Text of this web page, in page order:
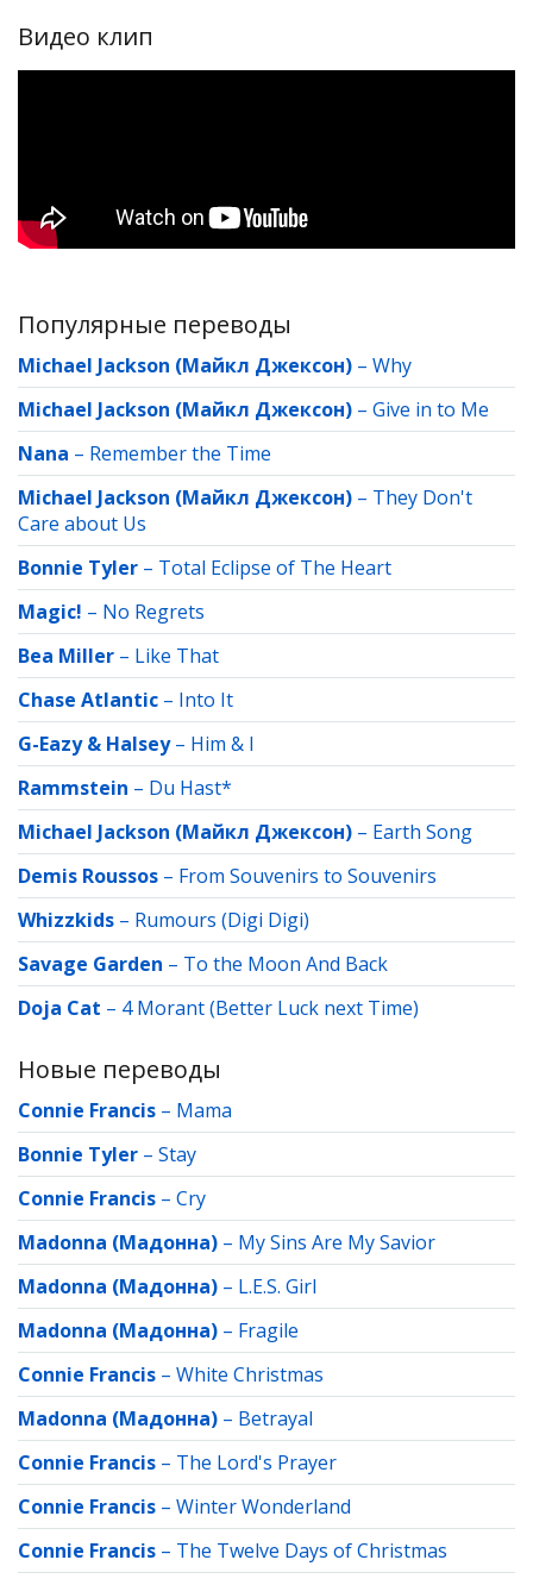
Видео клип
Популярные переводы
Michael Jackson (Майкл Джексон) – Why
Michael Jackson (Майкл Джексон) – Give in to Me
Nana – Remember the Time
Michael Jackson (Майкл Джексон) – They Don't
Care about Us
Bonnie Tyler – Total Eclipse of The Heart
Magic! – No Regrets
Bea Miller – Like That
Chase Atlantic – Into It
G-Eazy & Halsey– Him & I
Rammstein – Du Hast*
Michael Jackson (Майкл Джексон) – Earth Song
Demis Roussos – From Souvenirs to Souvenirs
Whizzkids – Rumours (Digi Digi)
Savage Garden – To the Moon And Back
Doja Cat – 4 Morant (Better Luck next Time)
Новые переводы
Connie Francis – Mama
Bonnie Tyler – Stay
Connie Francis – Cry
Madonna (Мадонна) – My Sins Are My Savior
Madonna (Мадонна) – L.E.S. Girl
Madonna (Мадонна) – Fragile
Connie Francis – White Christmas
Madonna (Мадонна) – Betrayal
Connie Francis – The Lord's Prayer
Connie Francis – Winter Wonderland
Connie Francis – The Twelve Days of Christmas